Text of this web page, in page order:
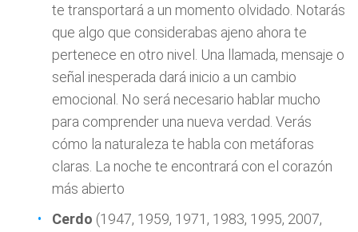
te transportará a un momento olvidado. Notarás
que algo que considerabas ajeno ahora te
pertenece en otro nivel. Una llamada, mensaje o
señal inesperada dará inicio a un cambio
emocional. No será necesario hablar mucho
para comprender una nueva verdad. Verás
cómo la naturaleza te habla con metáforas
claras. La noche te encontrará con el corazón
más abierto
Cerdo (1947, 1959, 1971, 1983, 1995, 2007,